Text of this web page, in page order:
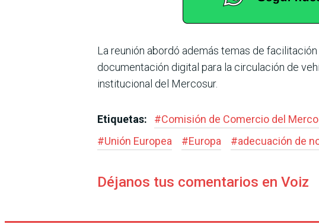
La reunión abordó además temas de
documentación digital para la circulación de
institucional del Mercosur.
Etiquetas: #Comisión de Comercio del
#Unión Europea #Europa #adecuación de
Déjanos tus comentarios en Voiz